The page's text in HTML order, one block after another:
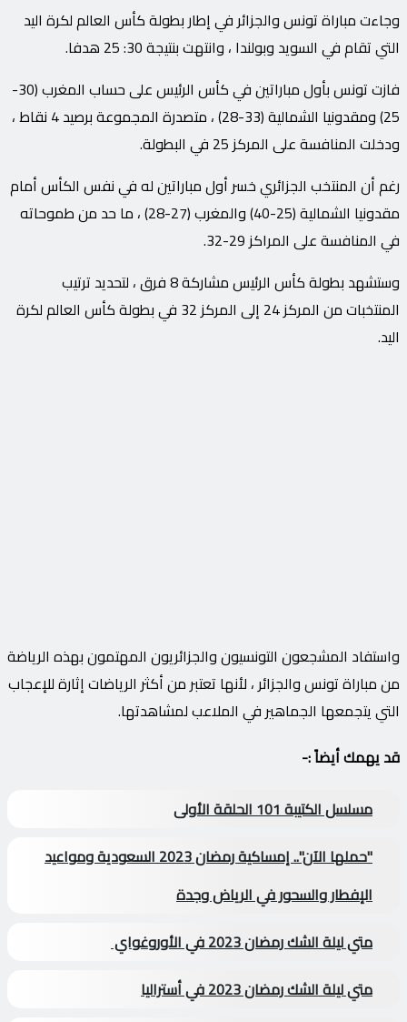
وجاءت مباراة تونس والجزائر في إطار بطولة كأس العالم لكرة اليد
التي تقام في السويد وبولندا ، وانتهت بنتيجة 30: 25 هدفا.
فازت تونس بأول مباراتين في كأس الرئيس على حساب المغرب (30-
25) ومقدونيا الشمالية (33-28) ، متصدرة المجموعة برصيد 4 نقاط ،
ودخلت المنافسة على المركز 25 في البطولة.
رغم أن المنتخب الجزائري خسر أول مباراتين له في نفس الكأس أمام
مقدونيا الشمالية (25-40) والمغرب (27-28) ، ما حد من طموحاته
في المنافسة على المراكز 29-32.
وستشهد بطولة كأس الرئيس مشاركة 8 فرق ، لتحديد ترتيب
المنتخبات من المركز 24 إلى المركز 32 في بطولة كأس العالم لكرة
اليد.
واستفاد المشجعون التونسيون والجزائريون المهتمون بهذه الرياضة
من مباراة تونس والجزائر ، لأنها تعتبر من أكثر الرياضات إثارة للإعجاب
التي يتجمعها الجماهير في الملاعب لمشاهدتها.
قد يهمك أيضاً :-
مسلسل الكتيبة 101 الحلقة الأولى
"حملها الآن".. إمساكية رمضان 2023 السعودية ومواعيد
الإفطار والسحور في الرياض وجدة
متي ليلة الشك رمضان 2023 في الأوروغواي
متي ليلة الشك رمضان 2023 في أستراليا